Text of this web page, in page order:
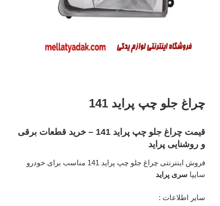
چراغ جلو چپ پراید 141
قیمت چراغ جلو چپ پراید 141 – خرید قطعات برقی
و روشنایی پراید
فروش اینترنتی چراغ جلو چپ پراید 141 مناسب برای خودرو
سایپا سری پراید
سایر اطلاعات :